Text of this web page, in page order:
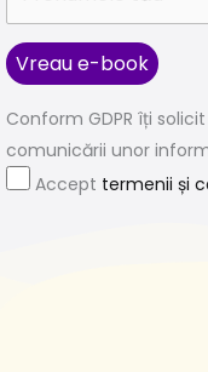
Conform GDPR îți
comunicării unor
Accept termenii și